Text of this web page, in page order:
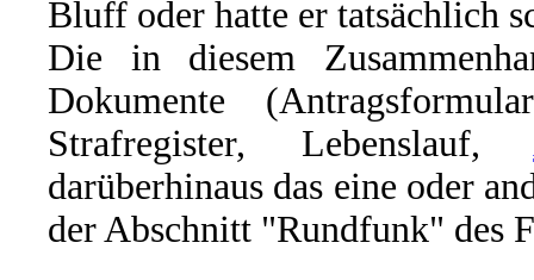
Bluff oder hatte er tatsächlich
Die in diesem
Dokumente
Strafregister, Lebenslauf,
darüberhinaus das eine oder
der Abschnitt "Rundfunk" des